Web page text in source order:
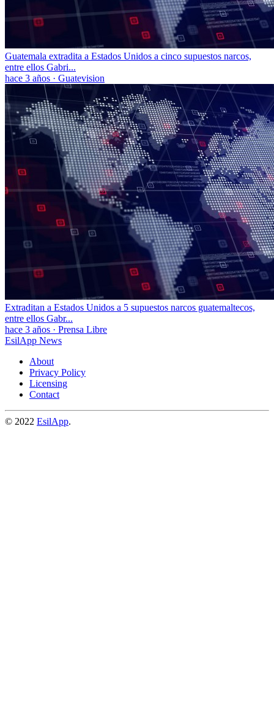
Guatemala extradita a Estados Unidos a cinco supuestos narcos,
entre ellos Gabri...
hace 3 años · Guatevision
Extraditan a Estados Unidos a 5 supuestos narcos guatemaltecos,
entre ellos Gabr...
hace 3 años · Prensa Libre
EsilApp News
About
Privacy Policy
Licensing
Contact
© 2022 EsilApp.